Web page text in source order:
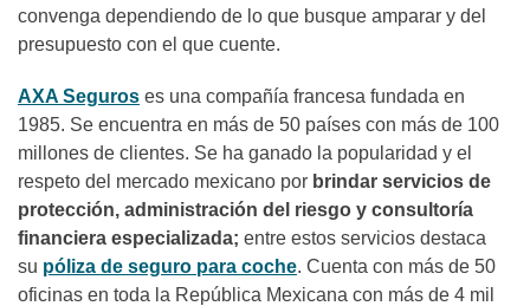
convenga dependiendo de lo que busque amparar y del
presupuesto con el que cuente.
AXA Seguros es una compañía francesa fundada en
1985. Se encuentra en más de 50 países con más de 100
millones de clientes. Se ha ganado la popularidad y el
respeto del mercado mexicano por brindar servicios de
protección, administración del riesgo y consultoría
financiera especializada; entre estos servicios destaca
su póliza de seguro para coche. Cuenta con más de 50
oficinas en toda la República Mexicana con más de 4 mil